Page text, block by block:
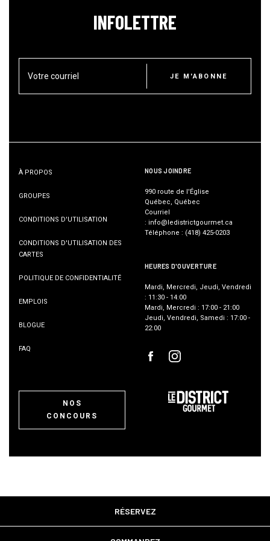
RÉSERVEZ
INFOLETTRE
Votre courriel JE M'ABONNE
À PROPOS
GROUPES
CONDITIONS D'UTILISATION
CONDITIONS D'UTILISATION DES
CARTES
POLITIQUE DE CONFIDENTIALITÉ
EMPLOIS
BLOGUE
FAQ
NOUS JOINDRE
990 route de l'Église
Québec, Québec
Courriel
: info@ledistrictgourmet.ca
Téléphone : (418) 425-0203
HEURES D'OUVERTURE
Mardi, Mercredi, Jeudi, Vendredi
: 11:30 - 14:00
Mardi, Mercredi : 17:00 - 21:00
Jeudi, Vendredi, Samedi : 17:00 -
22:00
NOS
CONCOURS